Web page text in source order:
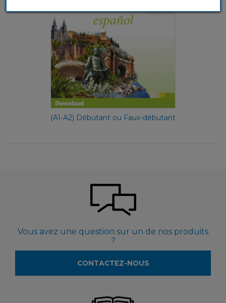
(A1-A2) Débutant ou Faux-débutant
Vous avez une question sur un de nos produits
?
CONTACTEZ-NOUS